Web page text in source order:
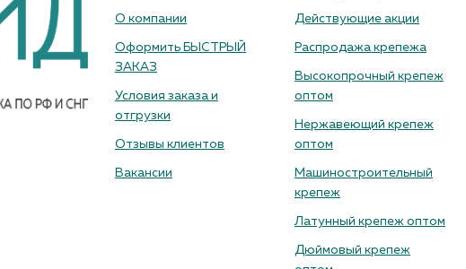
О компании
Оформить БЫСТРЫЙ
ЗАКАЗ
Условия заказа и
отгрузки
Отзывы клиентов
Вакансии
Действующие акции
Распродажа крепежа
Высокопрочный крепеж
оптом
Нержавеющий крепеж
оптом
Машиностроительный
крепеж
Латунный крепеж оптом
Дюймовый крепеж